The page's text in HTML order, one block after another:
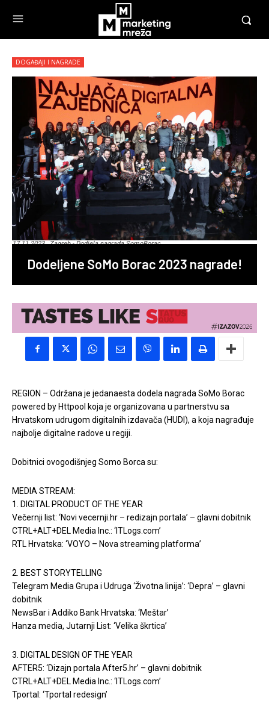
DOGAĐAJI I NAGRADE
17.11.2023., Zagreb - Dodjela nagrada SomoBorac.
Dodeljene SoMo Borac 2023 nagrade!
REGION – Održana je jedanaesta dodela nagrada SoMo Borac
powered by Httpool koja je organizovana u partnerstvu sa
Hrvatskom udrugom digitalnih izdavača (HUDI), a koja nagrađuje
najbolje digitalne radove u regiji.
Dobitnici ovogodišnjeg Somo Borca su:
MEDIA STREAM:
1. DIGITAL PRODUCT OF THE YEAR
Večernji list: ‘Novi vecernji.hr – redizajn portala’ – glavni dobitnik
CTRL+ALT+DEL Media Inc.: ‘ITLogs.com’
RTL Hrvatska: ‘VOYO – Nova streaming platforma’
2. BEST STORYTELLING
Telegram Media Grupa i Udruga ‘Životna linija’: ‘Depra’ – glavni
dobitnik
NewsBar i Addiko Bank Hrvatska: ‘Meštar’
Hanza media, Jutarnji List: ‘Velika škrtica’
3. DIGITAL DESIGN OF THE YEAR
AFTER5: ‘Dizajn portala After5.hr’ – glavni dobitnik
CTRL+ALT+DEL Media Inc.: ‘ITLogs.com’
Tportal: ‘Tportal redesign’